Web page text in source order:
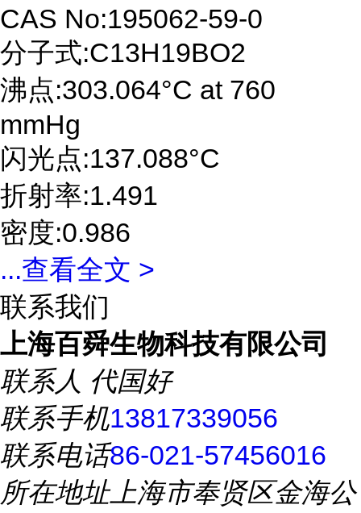
CAS No:195062-59-0
分子式:C13H19BO2
沸点:303.064°C at 760
mmHg
闪光点:137.088°C
折射率:1.491
密度:0.986
...查看全文 >
联系我们
上海百舜生物科技有限公司
联系人 代国好
联系手机13817339056
联系电话86-021-57456016
所在地址上海市奉贤区金海公